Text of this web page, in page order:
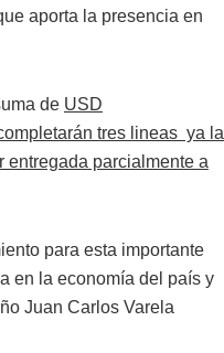
aporta la presencia en
de USD
tres lineas ya la
entregada parcialmente a
para esta importante
en la economía del país y
Juan Carlos Varela